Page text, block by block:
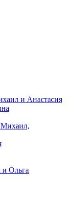
и Анастасия
Михаил,
Ольга